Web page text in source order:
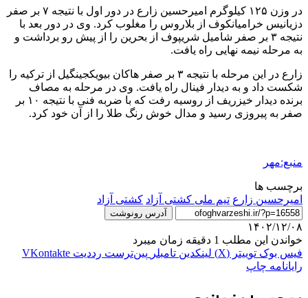
در وزن ۱۲۵ کیلوگرم امیرحسین زارع در دور اول با نتیجه ۷ بر صفر
دزیانیس خرامیانکوف از بلاروس را مغلوب کرد. وی در دور بعد با
نتیجه ۳ بر صفر شامیل شریپوف از بحرین را از پیش رو برداشت و
به مرحله نیمه نهایی راه یافت.
زارع در این مرحله با نتیجه ۳ بر صفر هاکان بیویکجینگیل از ترکیه را
شکست داد و به دیدار فینال راه یافت. وی در مرحله به مصاف
برنده دیدار خیزریف از روسیه رفت که با ضربه فنی با نتیجه ۱۰ بر
صفر به پیروزی رسید و مدال خوش رنگ طلا را از آن خود کرد.
منبع:مهر
برچسب ها
امیرحسین زارع تیم ملی کشتی آزاد کشتی آزاد
آدرس رونوشت
۱۴۰۲/۱۲/۰۸
خواندن این مطلب 1 دقیقه زمان میبرد
فیس بوک توییتر (X) لینکدین ‫تامبلر ‫پین‌ترست ‫رددیت ‫VKontakte
رایانامه چاپ